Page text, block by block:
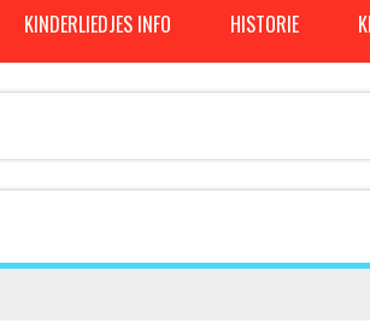
KINDERLIEDJES INFO HISTORIE